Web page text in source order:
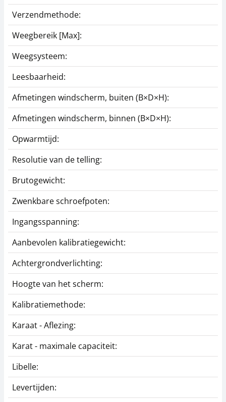
Verzendmethode:
Weegbereik [Max]:
Weegsysteem:
Leesbaarheid:
Afmetingen windscherm, buiten (B×D×H):
Afmetingen windscherm, binnen (B×D×H):
Opwarmtijd:
Resolutie van de telling:
Brutogewicht:
Zwenkbare schroefpoten:
Ingangsspanning:
Aanbevolen kalibratiegewicht:
Achtergrondverlichting:
Hoogte van het scherm:
Kalibratiemethode:
Karaat - Aflezing:
Karat - maximale capaciteit:
Libelle:
Levertijden: